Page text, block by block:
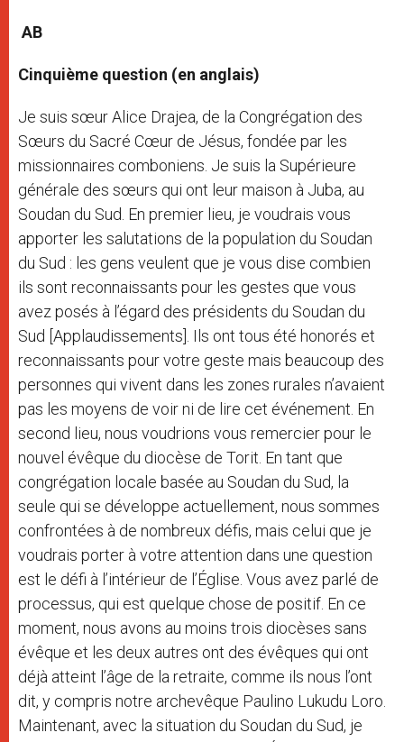
AB
Cinquième question (en anglais)
Je suis sœur Alice Drajea, de la Congrégation des
Sœurs du Sacré Cœur de Jésus, fondée par les
missionnaires comboniens. Je suis la Supérieure
générale des sœurs qui ont leur maison à Juba, au
Soudan du Sud. En premier lieu, je voudrais vous
apporter les salutations de la population du Soudan
du Sud : les gens veulent que je vous dise combien
ils sont reconnaissants pour les gestes que vous
avez posés à l’égard des présidents du Soudan du
Sud [Applaudissements]. Ils ont tous été honorés et
reconnaissants pour votre geste mais beaucoup des
personnes qui vivent dans les zones rurales n’avaient
pas les moyens de voir ni de lire cet événement. En
second lieu, nous voudrions vous remercier pour le
nouvel évêque du diocèse de Torit. En tant que
congrégation locale basée au Soudan du Sud, la
seule qui se développe actuellement, nous sommes
confrontées à de nombreux défis, mais celui que je
voudrais porter à votre attention dans une question
est le défi à l’intérieur de l’Église. Vous avez parlé de
processus, qui est quelque chose de positif. En ce
moment, nous avons au moins trois diocèses sans
évêque et les deux autres ont des évêques qui ont
déjà atteint l’âge de la retraite, comme ils nous l’ont
dit, y compris notre archevêque Paulino Lukudu Loro.
Maintenant, avec la situation du Soudan du Sud, je